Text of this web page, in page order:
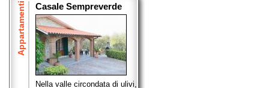
Appartamenti Casale Sempreverde
Nella valle circondata di ulivi,